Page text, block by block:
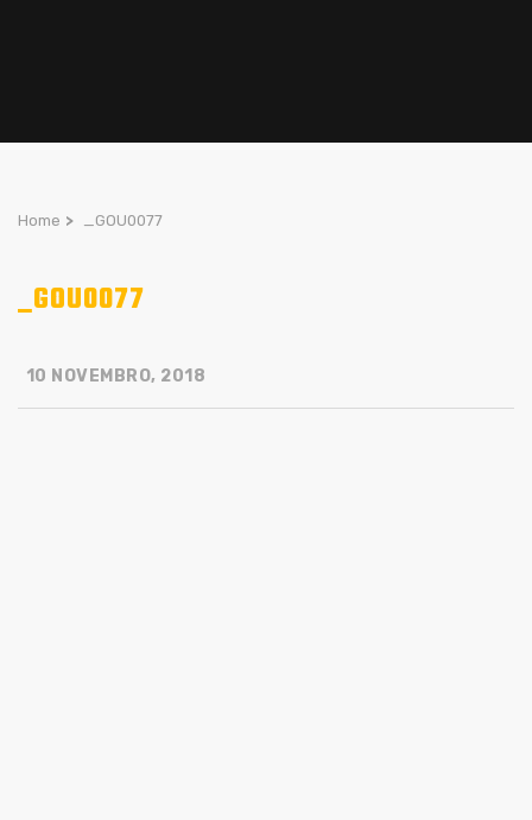
Home > _GOU0077
_GOU0077
10 NOVEMBRO, 2018